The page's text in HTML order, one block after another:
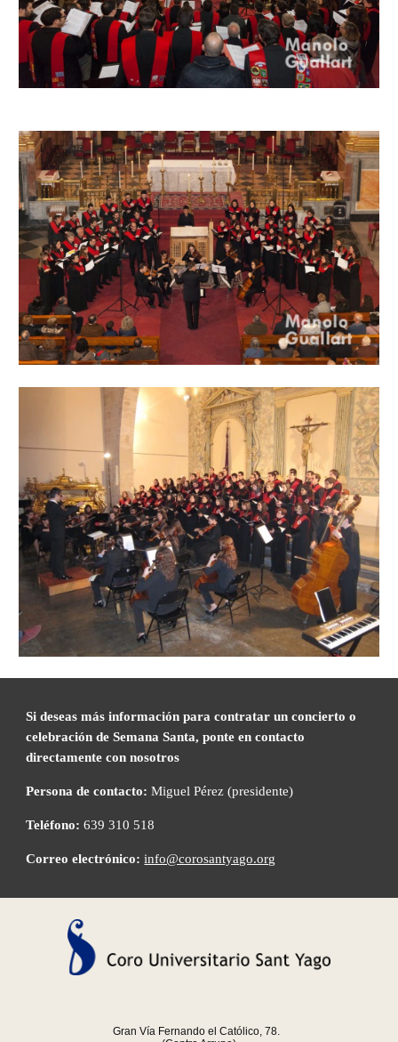
Si deseas más información para contratar un concierto o
celebración de Semana Santa, ponte en contacto
directamente con nosotros
Persona de contacto: Miguel Pérez (presidente)
Teléfono: 639 310 518
Correo electrónico: info@corosantyago.org
Gran Vía Fernando el Católico, 78.